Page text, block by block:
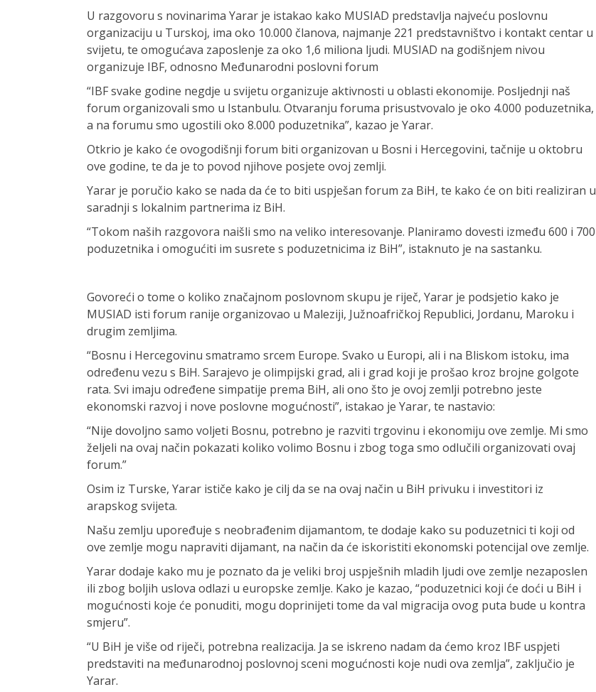
U razgovoru s novinarima Yarar je istakao kako MUSIAD predstavlja najveću poslovnu
organizaciju u Turskoj, ima oko 10.000 članova, najmanje 221 predstavništvo i kontakt centar u
svijetu, te omogućava zaposlenje za oko 1,6 miliona ljudi. MUSIAD na godišnjem nivou
organizuje IBF, odnosno Međunarodni poslovni forum
“IBF svake godine negdje u svijetu organizuje aktivnosti u oblasti ekonomije. Posljednji naš
forum organizovali smo u Istanbulu. Otvaranju foruma prisustvovalo je oko 4.000 poduzetnika,
a na forumu smo ugostili oko 8.000 poduzetnika”, kazao je Yarar.
Otkrio je kako će ovogodišnji forum biti organizovan u Bosni i Hercegovini, tačnije u oktobru
ove godine, te da je to povod njihove posjete ovoj zemlji.
Yarar je poručio kako se nada da će to biti uspješan forum za BiH, te kako će on biti realiziran u
saradnji s lokalnim partnerima iz BiH.
“Tokom naših razgovora naišli smo na veliko interesovanje. Planiramo dovesti između 600 i 700
poduzetnika i omogućiti im susrete s poduzetnicima iz BiH”, istaknuto je na sastanku.
Govoreći o tome o koliko značajnom poslovnom skupu je riječ, Yarar je podsjetio kako je
MUSIAD isti forum ranije organizovao u Maleziji, Južnoafričkoj Republici, Jordanu, Maroku i
drugim zemljima.
“Bosnu i Hercegovinu smatramo srcem Europe. Svako u Europi, ali i na Bliskom istoku, ima
određenu vezu s BiH. Sarajevo je olimpijski grad, ali i grad koji je prošao kroz brojne golgote
rata. Svi imaju određene simpatije prema BiH, ali ono što je ovoj zemlji potrebno jeste
ekonomski razvoj i nove poslovne mogućnosti”, istakao je Yarar, te nastavio:
“Nije dovoljno samo voljeti Bosnu, potrebno je razviti trgovinu i ekonomiju ove zemlje. Mi smo
željeli na ovaj način pokazati koliko volimo Bosnu i zbog toga smo odlučili organizovati ovaj
forum.”
Osim iz Turske, Yarar ističe kako je cilj da se na ovaj način u BiH privuku i investitori iz
arapskog svijeta.
Našu zemlju upoređuje s neobrađenim dijamantom, te dodaje kako su poduzetnici ti koji od
ove zemlje mogu napraviti dijamant, na način da će iskoristiti ekonomski potencijal ove zemlje.
Yarar dodaje kako mu je poznato da je veliki broj uspješnih mladih ljudi ove zemlje nezaposlen
ili zbog boljih uslova odlazi u europske zemlje. Kako je kazao, “poduzetnici koji će doći u BiH i
mogućnosti koje će ponuditi, mogu doprinijeti tome da val migracija ovog puta bude u kontra
smjeru”.
“U BiH je više od riječi, potrebna realizacija. Ja se iskreno nadam da ćemo kroz IBF uspjeti
predstaviti na međunarodnoj poslovnoj sceni mogućnosti koje nudi ova zemlja”, zaključio je
Yarar.